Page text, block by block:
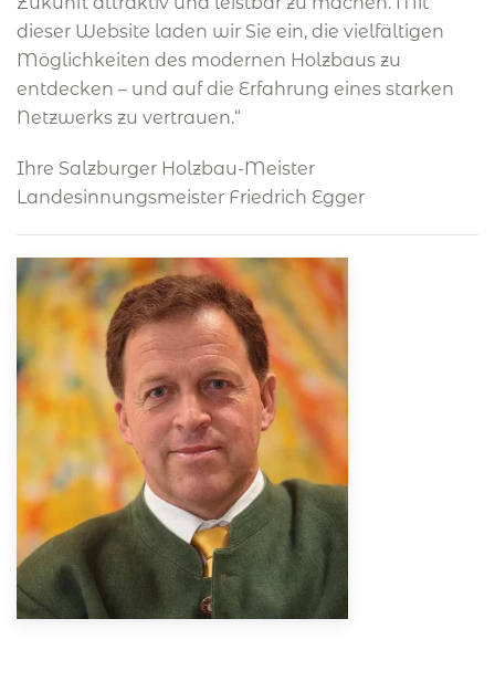
dieser Website laden wir Sie ein, die vielfältigen
Möglichkeiten des modernen Holzbaus zu
entdecken – und auf die Erfahrung eines starken
Netzwerks zu vertrauen.“
Ihre Salzburger Holzbau-Meister
Landesinnungsmeister Friedrich Egger